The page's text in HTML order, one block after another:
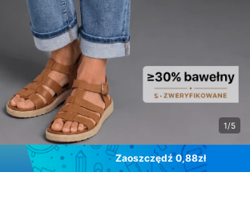
1/5
Zaoszczędź 0,88zł